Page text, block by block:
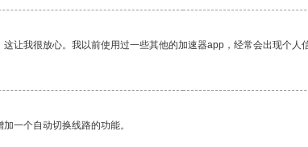
让我很放心。我以前使用过一些其他的加速器app，经常会出现个人
一个自动切换线路的功能。